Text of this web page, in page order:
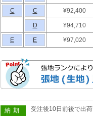
C C ¥92,400
D ¥94,710
E E ¥97,020
納期
受注後10日前後で出荷